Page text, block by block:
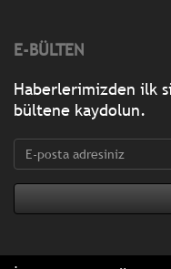
E-BÜLTEN
Haberlerimizden ilk
bültene kaydolun.